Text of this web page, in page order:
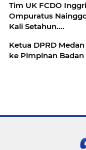
Tim UK FCDO
Ompuratus
Kali Setahun....
Ketua DPRD
ke Pimpinan Badan